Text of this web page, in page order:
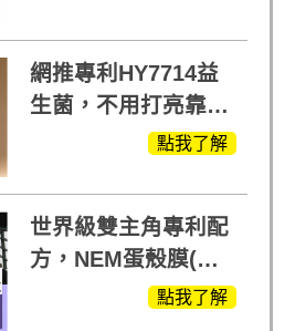
網推專利HY7714益
生菌，不用打亮靠養
點我了解
世界級雙主角專利配
方，NEM蛋殼膜(蛋
白聚醣)+UCll原裝進
點我了解